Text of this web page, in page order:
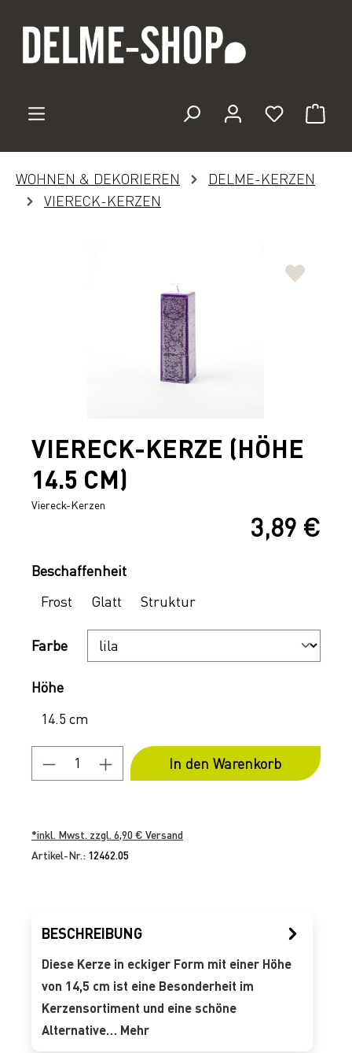
Du hast 0
WOHNEN & DEKORIEREN
DELME-KERZEN
VIERECK-KERZEN
VIERECK-KERZE (HÖHE
14.5 CM)
Viereck-Kerzen
3,89 €
BeschaffenheitAuswählen
Frost
Glatt Struktur
FarbeAuswählen
HöheAuswählen
14.5 cm
Produkt Anzahl: Gib den
In den Warenkorb
*inkl. Mwst. zzgl. 6,90 € Versand
Artikel-Nr.: 12462.05
BESCHREIBUNG
Diese Kerze in eckiger Form mit einer Höhe
von 14,5 cm ist eine Besonderheit im
Kerzensortiment und eine schöne
Alternative… Mehr